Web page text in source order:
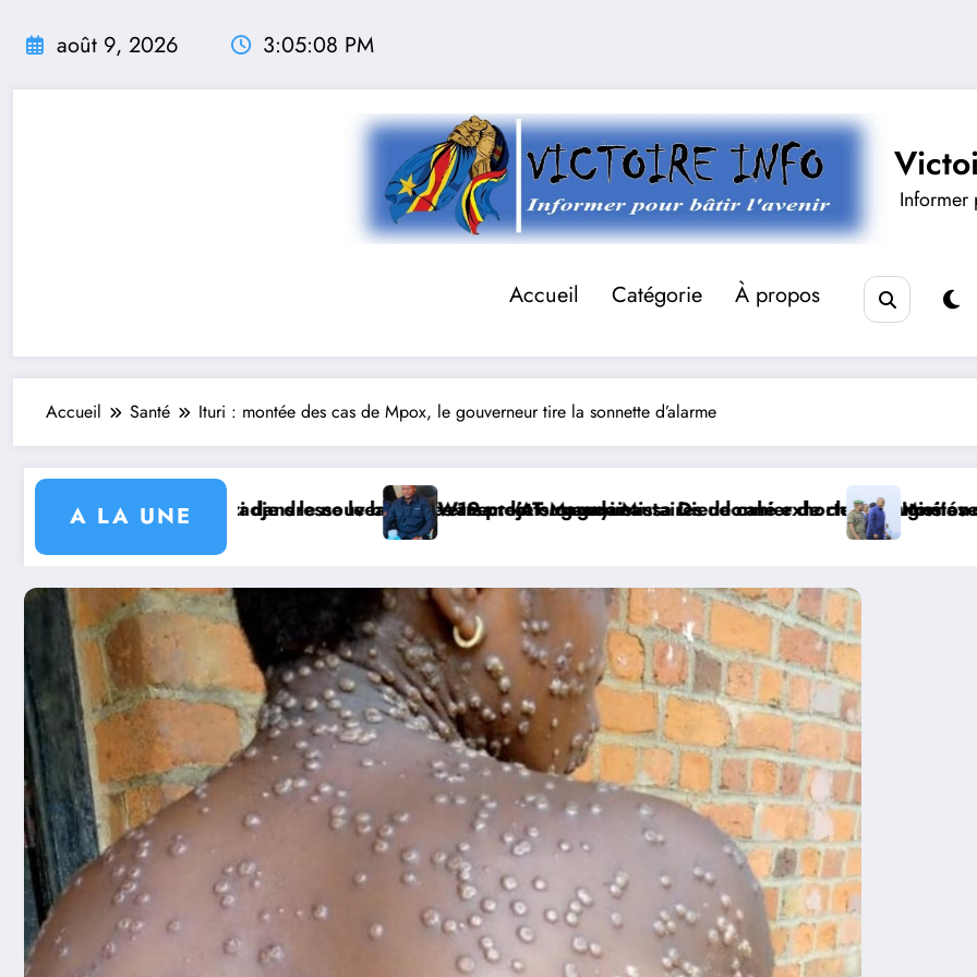
août 9, 2026 3:05:10 PM
Informer
Accueil Catégorie À propos
Accueil Santé Ituri : montée des cas de Mpox, le gouverneur tire la sonnette d’alarme
A LA UNE
ougandais
communautaires de cahier de charge signé avec KGM S.A et prépare le deuxième quinquennat
: l’AT Magayi Missa Dieudonné exhorte les autorités coutumières au recensement et à l’identification
Mission sécuritaire et sanitaire : le Gouverneur JeanWatsa :